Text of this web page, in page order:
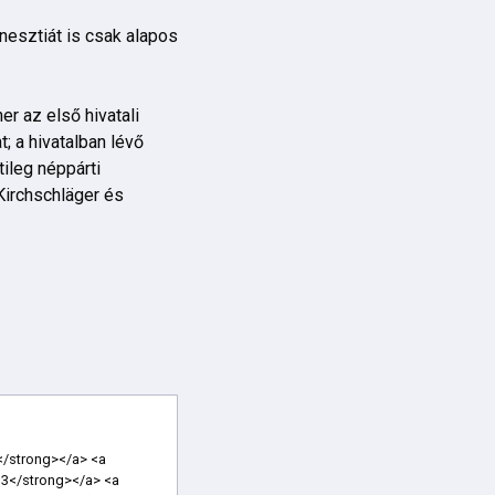
is csak alapos
az első hivatali
a hivatalban lévő
néppárti
és
www.jordans11.us.com/"><strong>Jordan 11</strong></a> <a href="https://www.ggdbs.us.com/"><strong>GGDB Sneakers</strong></a> <a href="https://www.nikesoutletstoreonlineshopping.us.com/"><strong>Nike Outlet Store Online Shopping</strong></a> <a href="https://www.louboutinsshoes.us.com/"><strong>Louboutin Shoes</strong></a> <a href="https://www.airmax270.us.org/"><strong>Air Max 270</strong></a> <a href="https://www.jordan1.us.com/"><strong>Jordan 1</strong></a> <a href="https://www.goldengoosesneakerss.us.com/"><strong>Golden Goose Sneakers Women</strong></a> <a href="https://www.monclerjacketsstore.us.com/"><strong>Moncler Jackets</strong></a> <a href="https://www.shoeslouboutin.us.com/"><strong>Louboutin shoes</strong></a> <a href="https://www.ggdbsneakers.us.com/"><strong>GGDB Sneaker</strong></a> <a href="https://www.jordan10.us.com/"><strong>Air Jordan 10</strong></a> <a href="https://www.jordan9.us.com/"><strong>Air Jordan 9</strong></a> <a href="https://www.airjordan11s.us.com/"><strong>Jordan 11</st